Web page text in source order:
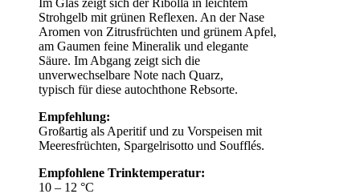
Strohgelb mit grünen Reflexen. An der Nase
Aromen von Zitrusfrüchten und grünem Apfel,
am Gaumen feine Mineralik und elegante
Säure. Im Abgang zeigt sich die
unverwechselbare Note nach Quarz,
typisch für diese autochthone Rebsorte.
Empfehlung:
Großartig als Aperitif und zu Vorspeisen mit
Meeresfrüchten, Spargelrisotto und Soufflés.
Empfohlene Trinktemperatur:
10 – 12 °C